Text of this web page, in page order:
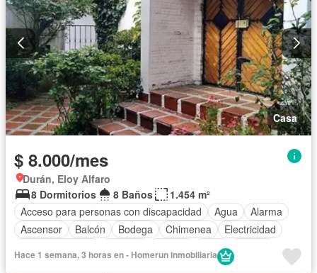
Casa
$ 8.000/mes
Durán, Eloy Alfaro
8 Dormitorios
8 Baños
1.454 m²
Acceso para personas con discapacidad
Agua
Alarma
Ascensor
Balcón Bodega Chimenea
Electricidad
Patio
Vista panorámica
Hace 1 semana, 3 horas en - Homerun inmobiliaria